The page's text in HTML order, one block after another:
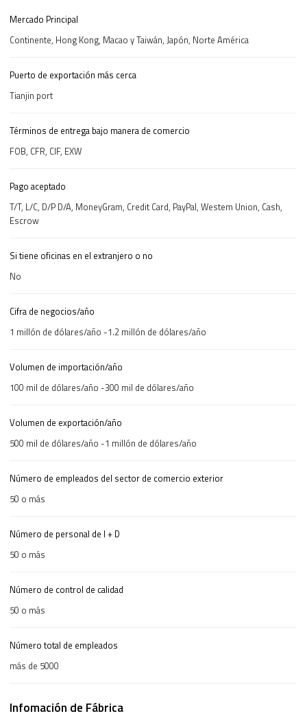
Mercado Principal
Continente, Hong Kong, Macao y Taiwán, Japón, Norte América
Puerto de exportación más cerca
Tianjin port
Términos de entrega bajo manera de comercio
FOB, CFR, CIF, EXW
Pago aceptado
T/T, L/C, D/P D/A, MoneyGram, Credit Card, PayPal, Westem Union, Cash,
Escrow
Si tiene oficinas en el extranjero o no
No
Cifra de negocios/año
1 millón de dólares/año -1.2 millón de dólares/año
Volumen de importación/año
100 mil de dólares/año -300 mil de dólares/año
Volumen de exportación/año
500 mil de dólares/año -1 millón de dólares/año
Número de empleados del sector de comercio exterior
50 o más
Número de personal de I + D
50 o más
Número de control de calidad
50 o más
Número total de empleados
más de 5000
Infomación de Fábrica